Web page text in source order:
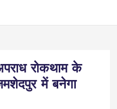
रोकथाम के
में बनेगा